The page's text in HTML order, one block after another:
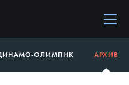
ОЛИМПИК АРХИВ